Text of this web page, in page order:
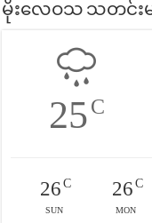
မိုးလေဝသ သတင်းမ
25C
26C
SUN
26C
MON